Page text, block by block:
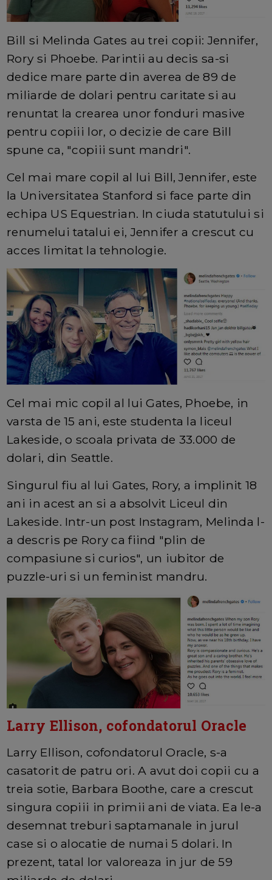
Bill si Melinda Gates au trei copii: Jennifer,
Rory si Phoebe. Parintii au decis sa-si
dedice mare parte din averea de 89 de
miliarde de dolari pentru caritate si au
renuntat la crearea unor fonduri masive
pentru copiii lor, o decizie de care Bill
spune ca, "copiii sunt mandri".
Cel mai mare copil al lui Bill, Jennifer, este
la Universitatea Stanford si face parte din
echipa US Equestrian. In ciuda statutului si
renumelui tatalui ei, Jennifer a crescut cu
acces limitat la tehnologie.
Cel mai mic copil al lui Gates, Phoebe, in
varsta de 15 ani, este studenta la liceul
Lakeside, o scoala privata de 33.000 de
dolari, din Seattle.
Singurul fiu al lui Gates, Rory, a implinit 18
ani in acest an si a absolvit Liceul din
Lakeside. Intr-un post Instagram, Melinda l-
a descris pe Rory ca fiind "plin de
compasiune si curios", un iubitor de
puzzle-uri si un feminist mandru.
Larry Ellison, cofondatorul Oracle
Larry Ellison, cofondatorul Oracle, s-a
casatorit de patru ori. A avut doi copii cu a
treia sotie, Barbara Boothe, care a crescut
singura copiii in primii ani de viata. Ea le-a
desemnat treburi saptamanale in jurul
case si o alocatie de numai 5 dolari. In
prezent, tatal lor valoreaza in jur de 59